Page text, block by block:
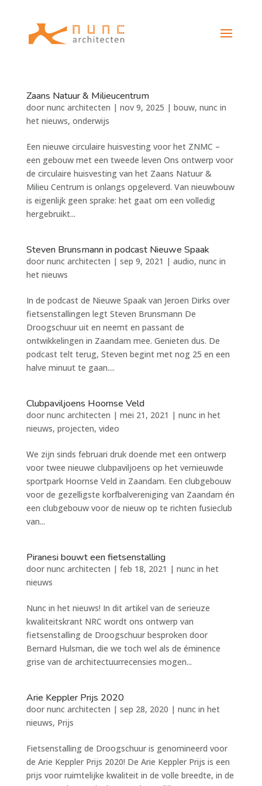
Zaans Natuur & Milieucentrum
door nunc architecten | nov 9, 2025 | bouw, nunc in
het nieuws, onderwijs
Een nieuwe circulaire huisvesting voor het ZNMC –
een gebouw met een tweede leven Ons ontwerp voor
de circulaire huisvesting van het Zaans Natuur &
Milieu Centrum is onlangs opgeleverd. Van nieuwbouw
is eigenlijk geen sprake: het gaat om een volledig
hergebruikt...
Steven Brunsmann in podcast Nieuwe Spaak
door nunc architecten | sep 9, 2021 | audio, nunc in
het nieuws
In de podcast de Nieuwe Spaak van Jeroen Dirks over
fietsenstallingen legt Steven Brunsmann De
Droogschuur uit en neemt en passant de
ontwikkelingen in Zaandam mee. Genieten dus. De
podcast telt terug, Steven begint met nog 25 en een
halve minuut te gaan....
Clubpaviljoens Hoornse Veld
door nunc architecten | mei 21, 2021 | nunc in het
nieuws, projecten, video
We zijn sinds februari druk doende met een ontwerp
voor twee nieuwe clubpaviljoens op het vernieuwde
sportpark Hoornse Veld in Zaandam. Een clubgebouw
voor de gezelligste korfbalvereniging van Zaandam én
een clubgebouw voor de nieuw op te richten fusieclub
van...
Piranesi bouwt een fietsenstalling
door nunc architecten | feb 18, 2021 | nunc in het
nieuws
Nunc in het nieuws! In dit artikel van de serieuze
kwaliteitskrant NRC wordt ons ontwerp van
fietsenstalling de Droogschuur besproken door
Bernard Hulsman, die we toch wel als de éminence
grise van de architectuurrecensies mogen...
Arie Keppler Prijs 2020
door nunc architecten | sep 28, 2020 | nunc in het
nieuws, Prijs
Fietsenstalling de Droogschuur is genomineerd voor
de Arie Keppler Prijs 2020! De Arie Keppler Prijs is een
prijs voor ruimtelijke kwaliteit in de volle breedte, in de